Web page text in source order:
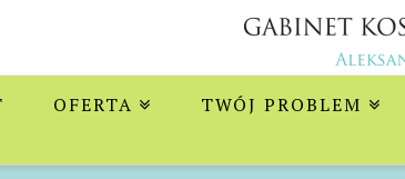
OFERTA TWÓJ PROBLEM